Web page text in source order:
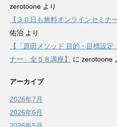
zerotoone より
【３０日も無料オンラインセミナ
佑治 より
【「原田メソッド 目的・目標設
ナー」全５８講座】
に zerotoone
アーカイブ
2026年7月
2026年6月